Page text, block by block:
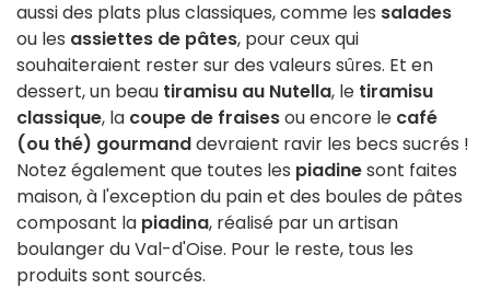
aussi des plats plus classiques, comme les salades
ou les assiettes de pâtes, pour ceux qui
souhaiteraient rester sur des valeurs sûres. Et en
dessert, un beau tiramisu au Nutella, le tiramisu
classique, la coupe de fraisesou encore le café
(ou thé) gourmanddevraient ravir les becs sucrés !
Notez également que toutes les piadinesont faites
maison, à l'exception du pain et des boules de pâtes
composant la piadina, réalisé par un artisan
boulanger du Val-d'Oise. Pour le reste, tous les
produits sont sourcés.